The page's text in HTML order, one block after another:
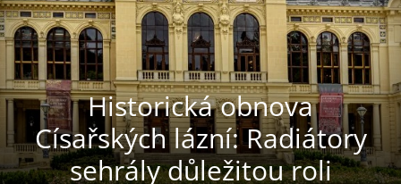
Historická obnova
Císařských lázní: Radiátory
sehrály důležitou roli